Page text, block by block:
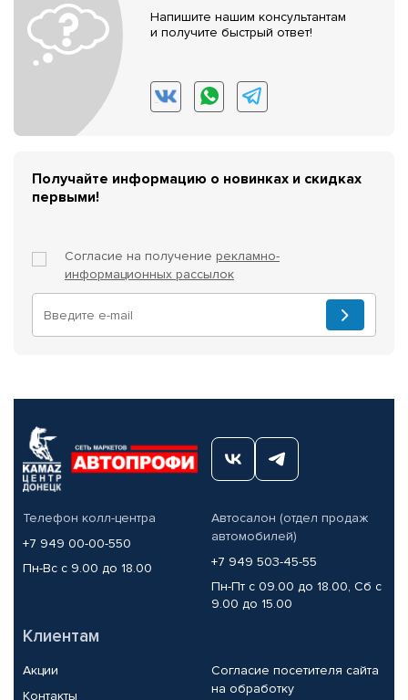
Напишите нашим консультантам
и получите быстрый ответ!
Получайте информацию о новинках и скидках
первыми!
Согласие на получение рекламно-
информационных рассылок
Телефон колл-центра
+7 949 00-00-550
Пн-Вс с 9.00 до 18.00
Автосалон (отдел продаж
автомобилей)
+7 949 503-45-55
Пн-Пт с 09.00 до 18.00, Сб с
9.00 до 15.00
Клиентам
Акции
Контакты
Согласие посетителя сайта
на обработку